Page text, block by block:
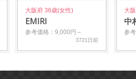
大阪府 36歳(女性)
EMIRI
参考価格：9,000円～
3721日前
大
中
参